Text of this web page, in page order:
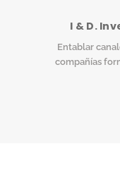
I & D.
Entablar
compañías